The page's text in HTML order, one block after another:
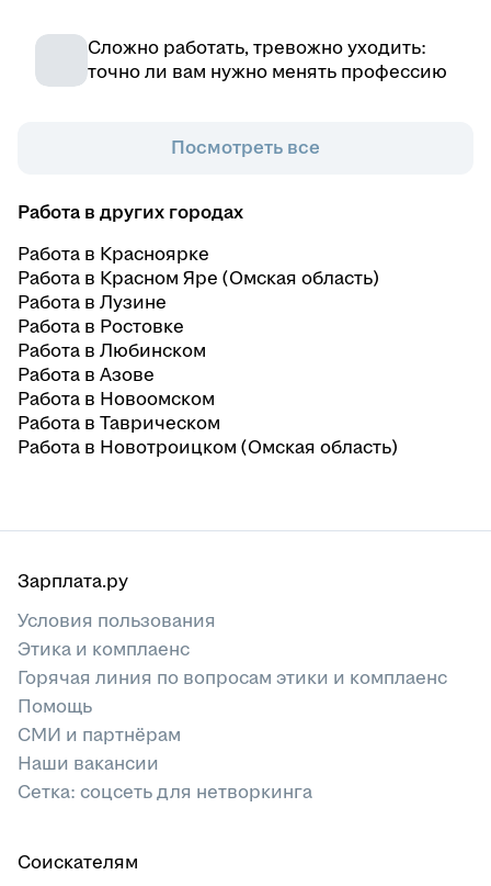
Сложно работать, тревожно уходить:
точно ли вам нужно менять профессию
Посмотреть все
Работа в других городах
Работа в Красноярке
Работа в Красном Яре (Омская область)
Работа в Лузине
Работа в Ростовке
Работа в Любинском
Работа в Азове
Работа в Новоомском
Работа в Таврическом
Работа в Новотроицком (Омская область)
Зарплата.ру
Условия пользования
Этика и комплаенс
Горячая линия по вопросам этики и комплаенс
Помощь
СМИ и партнёрам
Наши вакансии
Сетка: соцсеть для нетворкинга
Соискателям